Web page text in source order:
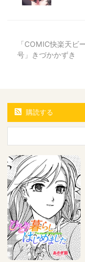
「COMIC快楽天ビ
号」きづかかずき
購読する